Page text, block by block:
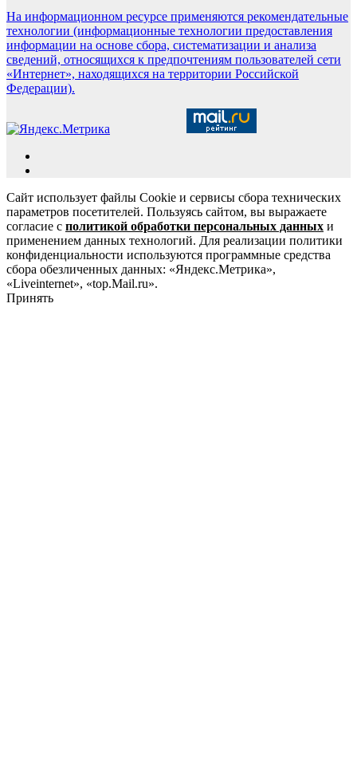
На информационном ресурсе применяются рекомендательные
технологии (информационные технологии предоставления
информации на основе сбора, систематизации и анализа
сведений, относящихся к предпочтениям пользователей сети
«Интернет», находящихся на территории Российской
Федерации).
Сайт использует файлы Cookie и сервисы сбора технических
параметров посетителей. Пользуясь сайтом, вы выражаете
согласие с политикой обработки персональных данных и
применением данных технологий. Для реализации политики
конфиденциальности используются программные средства
сбора обезличенных данных: «Яндекс.Метрика»,
«Liveinternet», «top.Mail.ru».
Принять